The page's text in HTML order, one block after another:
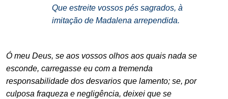
Que estreite vossos pés sagrados, à
imitação de Madalena arrependida.
Ó meu Deus, se aos vossos olhos aos quais nada se
esconde, carregasse eu com a tremenda
responsabilidade dos desvarios que lamento; se, por
culposa fraqueza e negligência, deixei que se